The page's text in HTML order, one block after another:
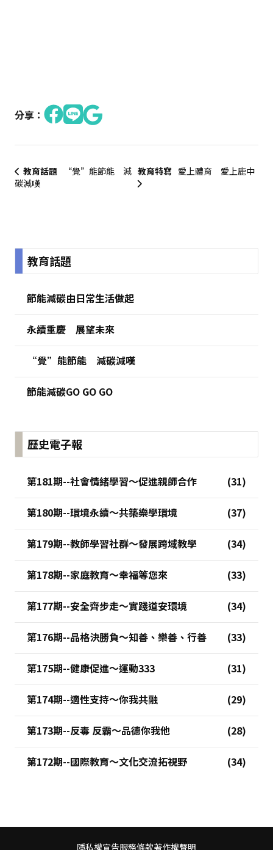
分享：
教育話題
“覺”能節能 減
碳減嘆
教育特寫 愛上體育 愛上鹿中
:::教育話題
節能減碳由日常生活做起
永續重慶 展望未來
“覺”能節能 減碳減嘆
節能減碳GO GO GO
歷史電子報
第181期--社會情緒學習～促進親師合作
第180期--環境永續～共築樂學環境
第179期--教師學習社群～發展跨域教學
第178期--家庭教育～幸福等您來
第177期--安全齊步走～實踐道安環境
第176期--品格決勝負～知善、樂善、行善
第175期--健康促進～運動333
第174期--適性支持～你我共融
第173期--反毒 反霸～品德你我他
第172期--國際教育～文化交流拓視野
隱私權宣告服務條款著作權聲明